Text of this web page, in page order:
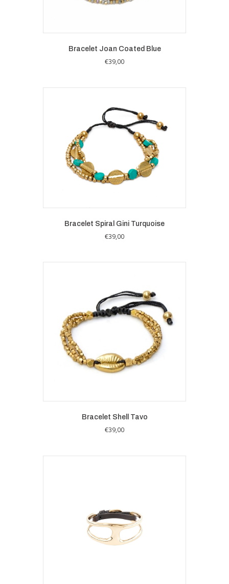
Bracelet Joan Coated Blue
€39,00
Bracelet Spiral Gini Turquoise
€39,00
Bracelet Shell Tavo
€39,00